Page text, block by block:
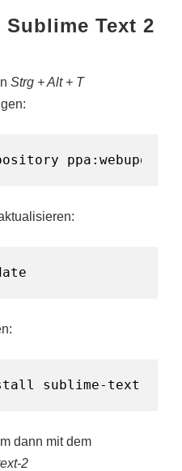
Text 2
Strg + Alt + T
sublime-text
dann mit dem
2